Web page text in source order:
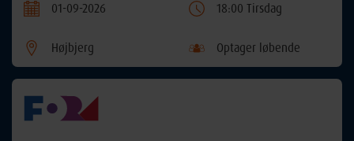
01-09-2026 18:00 Tirsdag
Højbjerg Optager løbende